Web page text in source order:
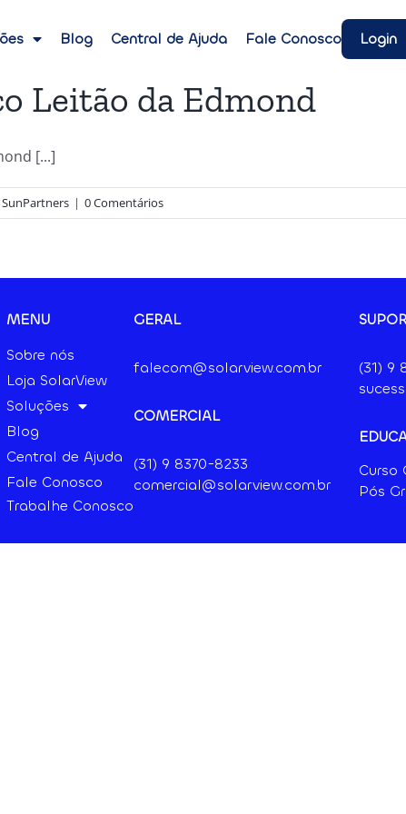
Blog Central de Ajuda Fale Conosco Login
Leitão da Edmond
[...]
SunPartners | 0 Comentários
MENU
Sobre nós
Loja SolarView
Soluções
Blog
Central de Ajuda
Fale Conosco
Trabalhe Conosco
GERAL
falecom@solarview.com.br
COMERCIAL
(31) 9 8370-8233
comercial@solarview.com.br
(31) 9
Curso
Pós